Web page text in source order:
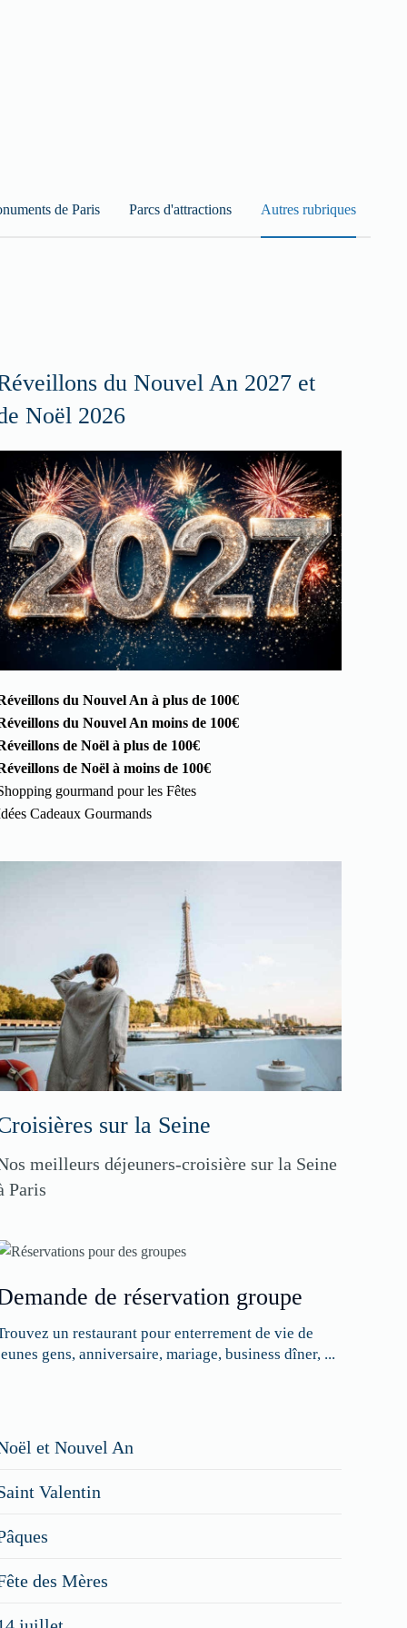
de Paris Parcs d'attractions Autres rubriques
du Nouvel An 2027 et
Noël 2026
du Nouvel An à plus de 100€
du Nouvel An moins de 100€
de Noël à plus de 100€
de Noël à moins de 100€
gourmand pour les Fêtes
Cadeaux Gourmands
sur la Seine
meilleurs déjeuners-croisière sur la Seine
Paris
de réservation groupe
un restaurant pour enterrement de vie de
gens, anniversaire, mariage, business dîner, ...
figurer
vos
spéciaux
et Nouvel An
Valentin
des Mères